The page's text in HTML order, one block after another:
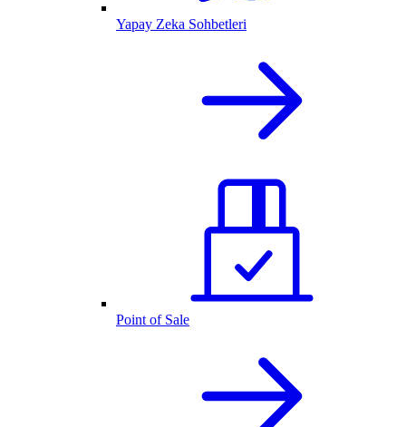
Yapay Zeka Sohbetleri
Point of Sale